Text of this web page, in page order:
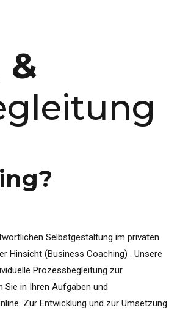
&
Selbstgestaltung im privaten
Hinsicht (Business Coaching) . Unsere
Prozessbegleitung zur
Sie in Ihren Aufgaben und
Zur Entwicklung und zur Umsetzung